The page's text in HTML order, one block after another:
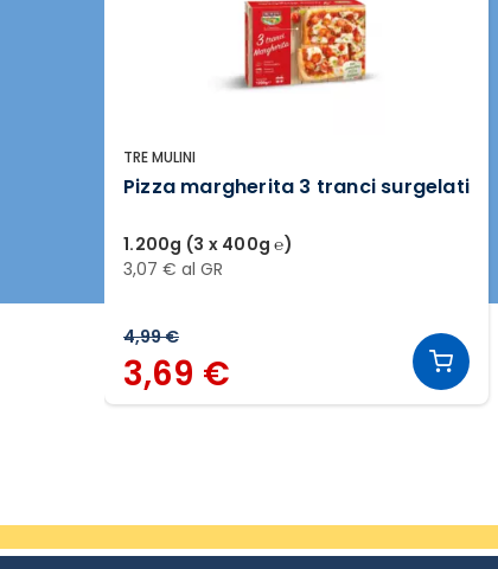
TRE MULINI
Pizza margherita 3 tranci surgelati
1.200g (3 x 400g ℮)
3,07 € al GR
4,99 €
3,69 €